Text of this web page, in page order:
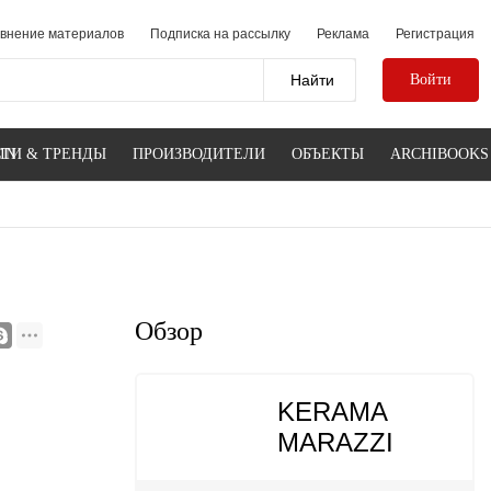
материалов Подписка на рассылку Реклама Регистрация
Войти
& ТРЕНДЫ ПРОИЗВОДИТЕЛИ ОБЪЕКТЫ ARCHIBOOKS
Обзор
KERAMA
MARAZZI